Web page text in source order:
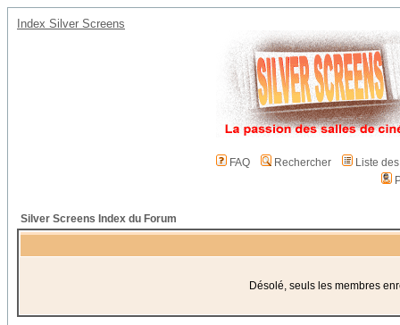
Index Silver Screens
FAQ Rechercher
Liste
Silver Screens Index du Forum
Désolé, seuls les membres